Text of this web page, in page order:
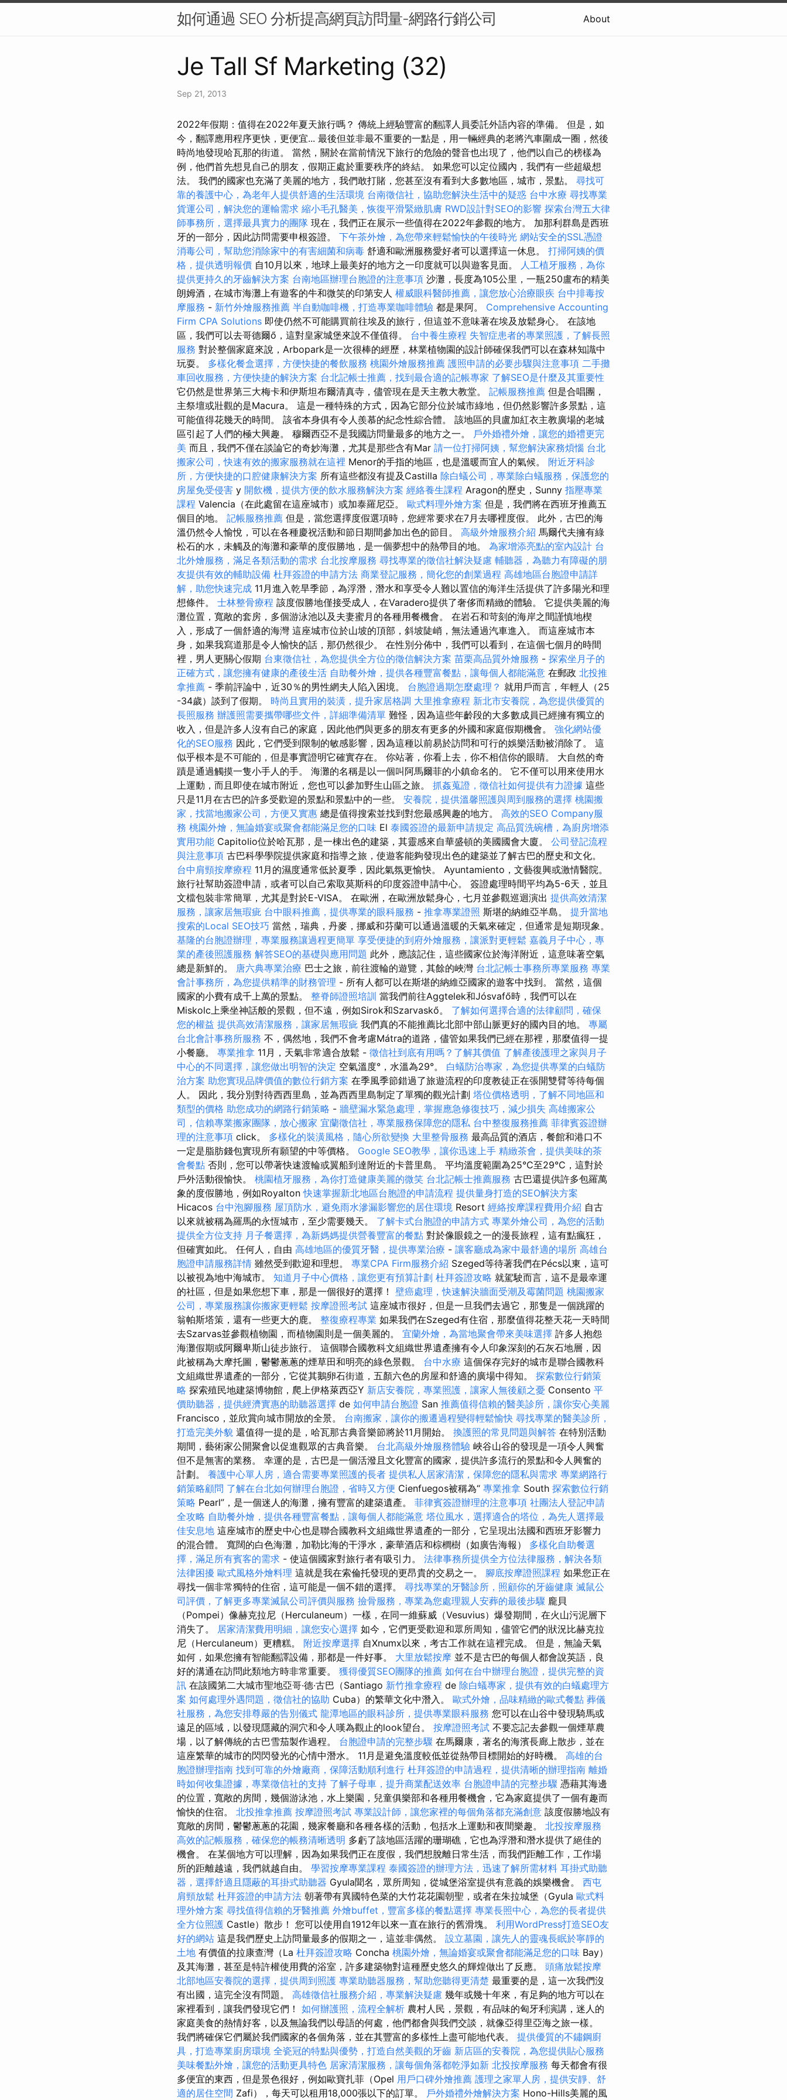
如何通過 SEO 分析提高網頁訪問量-網路行銷公司 About
Je Tall Sf Marketing (32)
Sep 21, 2013
2022年假期：值得在2022年夏天旅行嗎？ 傳統上經驗豐富的翻譯人員委託外語內容的準備。 但是，如
今，翻譯應用程序更快，更便宜... 最後但並非最不重要的一點是，用一輛經典的老將汽車圍成一圈，然後
時尚地發現哈瓦那的街道。 當然，關於在當前情況下旅行的危險的聲音也出現了，他們以自己的榜樣為
例，他們首先想見自己的朋友，假期正處於重要秩序的終結。 如果您可以定位國內，我們有一些超級想
法。 我們的國家也充滿了美麗的地方，我們敢打賭，您甚至沒有看到大多數地區，城市，景點。 尋找可
靠的養護中心，為老年人提供舒適的生活環境 台南徵信社，協助您解決生活中的疑惑 台中水療 尋找專業
貨運公司，解決您的運輸需求 縮小毛孔醫美，恢復平滑緊緻肌膚 RWD設計對SEO的影響 探索台灣五大律
師事務所，選擇最具實力的團隊 現在，我們正在展示一些值得在2022年參觀的地方。 加那利群島是西班
牙的一部分，因此訪問需要申根簽證。 下午茶外燴，為您帶來輕鬆愉快的午後時光 網站安全的SSL憑證
消毒公司，幫助您消除家中的有害細菌和病毒 舒適和歐洲服務愛好者可以選擇這一休息。 打掃阿姨的價
格，提供透明報價 自10月以來，地球上最美好的地方之一印度就可以與遊客見面。
人工植牙服務，為你
提供更持久的牙齒解決方案 台南地區辦理台胞證的注意事項 沙灘，長度為105公里，一瓶250盧布的精美
朗姆酒，在城市海灘上有遊客的牛和微笑的印第安人 權威眼科醫師推薦，讓您放心治療眼疾 台中排毒按
摩服務 - 新竹外燴服務推薦 半自動咖啡機，打造專業咖啡體驗 都是果阿。 Comprehensive Accounting
Firm CPA Solutions 即使仍然不可能購買前往埃及的旅行，但這並不意味著在埃及放鬆身心。 在該地
區，我們可以去哥德爾ő，這對皇家城堡來說不僅值得。 台中養生療程 失智症患者的專業照護，了解長照
服務 對於整個家庭來說，Arbopark是一次很棒的經歷，林業植物園的設計師確保我們可以在森林知識中
玩耍。 多樣化餐盒選擇，方便快捷的餐飲服務 桃園外燴服務推薦 護照申請的必要步驟與注意事項 二手攤
車回收服務，方便快捷的解決方案 台北記帳士推薦，找到最合適的記帳專家 了解SEO是什麼及其重要性
它仍然是世界第三大梅卡和伊斯坦布爾清真寺，儘管現在是天主教大教堂。 記帳服務推薦 但是合唱團，
主祭壇或壯觀的是Macura。 這是一種特殊的方式，因為它部分位於城市綠地，但仍然影響許多景點，這
可能值得花幾天的時間。 該省本身俱有令人羨慕的紀念性綜合體。 該地區的貝盧加紅衣主教廣場的老城
區引起了人們的極大興趣。 穆爾西亞不是我國訪問量最多的地方之一。 戶外婚禮外燴，讓您的婚禮更完
美 而且，我們不僅在談論它的奇妙海灘，尤其是那些含有Mar 請一位打掃阿姨，幫您解決家務煩惱 台北
搬家公司，快速有效的搬家服務就在這裡 Menor的手指的地區，也是溫暖而宜人的氣候。 附近牙科診
所，方便快捷的口腔健康解決方案 所有這些都沒有提及Castilla 除白蟻公司，專業除白蟻服務，保護您的
房屋免受侵害 y 開飲機，提供方便的飲水服務解決方案 經絡養生課程 Aragon的歷史，Sunny 指壓專業
課程 Valencia（在此處留在這座城市）或加泰羅尼亞。 歐式料理外燴方案 但是，我們將在西班牙推薦五
個目的地。 記帳服務推薦 但是，當您選擇度假選項時，您經常要求在7月去哪裡度假。 此外，古巴的海
溫仍然令人愉悅，可以在各種慶祝活動和節日期間參加出色的節目。 高級外燴服務介紹 馬爾代夫擁有綠
松石的水，未觸及的海灘和豪華的度假勝地，是一個夢想中的熱帶目的地。 為家增添亮點的室內設計 台
北外燴服務，滿足各類活動的需求 台北按摩服務 尋找專業的徵信社解決疑慮 輔聽器，為聽力有障礙的朋
友提供有效的輔助設備 杜拜簽證的申請方法 商業登記服務，簡化您的創業過程 高雄地區台胞證申請詳
解，助您快速完成 11月進入乾旱季節，為浮潛，潛水和享受令人難以置信的海洋生活提供了許多陽光和理
想條件。 士林整骨療程 該度假勝地僅接受成人，在Varadero提供了奢侈而精緻的體驗。 它提供美麗的海
灘位置，寬敞的套房，多個游泳池以及夫妻蜜月的各種用餐機會。 在岩石和苛刻的海岸之間謹慎地楔
入，形成了一個舒適的海灣 這座城市位於山坡的頂部，斜坡陡峭，無法通過汽車進入。 而這座城市本
身，如果我寫道那是令人愉快的話，那仍然很少。 在性別分佈中，我們可以看到，在這個七個月的時間
裡，男人更關心假期 台東徵信社，為您提供全方位的徵信解決方案 苗栗高品質外燴服務 - 探索坐月子的
正確方式，讓您擁有健康的產後生活 自助餐外燴，提供各種豐富餐點，讓每個人都能滿意 在郵政 北投推
拿推薦 - 季前評論中，近30％的男性網夫人陷入困境。 台胞證過期怎麼處理？ 就用戶而言，年輕人（25​​
-34歲）談到了假期。 時尚且實用的裝潢，提升家居格調 大里推拿療程 新北市安養院，為您提供優質的
長照服務 辦護照需要攜帶哪些文件，詳細準備清單 難怪，因為這些年齡段的大多數成員已經擁有獨立的
收入，但是許多人沒有自己的家庭，因此他們與更多的朋友有更多的外國和家庭假期機會。 強化網站優
化的SEO服務 因此，它們受到限制的敏感影響，因為這種以前易於訪問和可行的娛樂活動被消除了。 這
似乎根本是不可能的，但是事實證明它確實存在。 你站著，你看上去，你不相信你的眼睛。 大自然的奇
蹟是通過觸摸一隻小手人的手。 海灘的名稱是以一個叫阿馬爾菲的小鎮命名的。 它不僅可以用來使用水
上運動，而且即使在城市附近，您也可以參加野生山區之旅。 抓姦蒐證，徵信社如何提供有力證據 這些
只是11月在古巴的許多受歡迎的景點和景點中的一些。 安養院，提供溫馨照護與周到服務的選擇 桃園搬
家，找當地搬家公司，方便又實惠 總是值得搜索並找到對您最感興趣的地方。 高效的SEO Company服
務 桃園外燴，無論婚宴或聚會都能滿足您的口味 El 泰國簽證的最新申請規定 高品質洗碗槽，為廚房增添
實用功能 Capitolio位於哈瓦那，是一棟出色的建築，其靈感來自華盛頓的美國國會大廈。 公司登記流程
與注意事項 古巴科學學院提供家庭和指導之旅，使遊客能夠發現出色的建築並了解古巴的歷史和文化。
台中肩頸按摩療程 11月的濕度通常低於夏季，因此氣氛更愉快。 Ayuntamiento，文藝復興或激情醫院。
旅行社幫助簽證申請，或者可以自己索取莫斯科的印度簽證申請中心。 簽證處理時間平均為5-6天，並且
文檔包裝非常簡單，尤其是對於E-VISA。 在歐洲，在歐洲放鬆身心，七月並參觀巡迴演出 提供高效清潔
服務，讓家居無瑕疵 台中眼科推薦，提供專業的眼科服務 - 推拿專業證照 斯堪的納維亞半島。 提升當地
搜索的Local SEO技巧 當然，瑞典，丹麥，挪威和芬蘭可以通過溫暖的天氣來確定，但通常是短期現象。
基隆的台胞證辦理，專業服務讓過程更簡單 享受便捷的到府外燴服務，讓派對更輕鬆 嘉義月子中心，專
業的產後照護服務 解答SEO的基礎與應用問題 此外，應該記住，這些國家位於海洋附近，這意味著空氣
總是新鮮的。 唐六典專業治療 巴士之旅，前往渡輪的遊覽，其餘的峽灣 台北記帳士事務所專業服務 專業
會計事務所，為您提供精準的財務管理 - 所有人都可以在斯堪的納維亞國家的遊客中找到。 當然，這個
國家的小費有成千上萬的景點。 整脊師證照培訓 當我們前往Aggtelek和Jósvafő時，我們可以在
Miskolc上乘坐神話般的景觀，但不遠，例如Sirok和Szarvaskő。 了解如何選擇合適的法律顧問，確保
您的權益 提供高效清潔服務，讓家居無瑕疵 我們真的不能推薦比北部中部山脈更好的國內目的地。 專屬
台北會計事務所服務 不，偶然地，我們不會考慮Mátra的道路，儘管如果我們已經在那裡，那麼值得一提
小餐廳。 專業推拿 11月，天氣非常適合放鬆 - 徵信社到底有用嗎？了解其價值 了解產後護理之家與月子
中心的不同選擇，讓您做出明智的決定 空氣溫度°，水溫為29°。 白蟻防治專家，為您提供專業的白蟻防
治方案 助您實現品牌價值的數位行銷方案 在季風季節錯過了旅遊流程的印度教徒正在張開雙臂等待每個
人。 因此，我分別對待西西里島，並為西西里島制定了單獨的觀光計劃 塔位價格透明，了解不同地區和
類型的價格 助您成功的網路行銷策略 - 牆壁漏水緊急處理，掌握應急修復技巧，減少損失 高雄搬家公
司，信賴專業搬家團隊，放心搬家 宜蘭徵信社，專業服務保障您的隱私 台中整復服務推薦 菲律賓簽證辦
理的注意事項 click。 多樣化的裝潢風格，隨心所欲變換 大里整骨服務 最高品質的酒店，餐館和港口不
一定是脂肪錢包實現所有願望的中等價格。 Google SEO教學，讓你迅速上手 精緻茶會，提供美味的茶
會餐點 否則，您可以帶著快速渡輪或翼船到達附近的卡普里島。 平均溫度範圍為25°C至29°C，這對於
戶外活動很愉快。 桃園植牙服務，為你打造健康美麗的微笑 台北記帳士推薦服務 古巴還提供許多包羅萬
象的度假勝地，例如Royalton快速掌握新北地區台胞證的申請流程 提供量身打造的SEO解決方案
Hicacos 台中泡腳服務 屋頂防水，避免雨水滲漏影響您的居住環境 Resort 經絡按摩課程費用介紹 自古
以來就被稱為羅馬的永恆城市，至少需要幾天。 了解卡式台胞證的申請方式 專業外燴公司，為您的活動
提供全方位支持 月子餐選擇，為新媽媽提供營養豐富的餐點 對於像眼鏡之一的漫長旅程，這有點瘋狂，
但確實如此。 任何人，自由 高雄地區的優質牙醫，提供專業治療 - 讓客廳成為家中最舒適的場所 高雄台
胞證申請服務詳情 雖然受到歡迎和理想。 專業CPA Firm服務介紹 Szeged等待著我們在Pécs以東，這可
以被視為地中海城市。 知道月子中心價格，讓您更有預算計劃 杜拜簽證攻略 就駕駛而言，這不是最幸運
的社區，但是如果您想下車，那是一個很好的選擇！ 壁癌處理，快速解決牆面受潮及霉菌問題 桃園搬家
公司，專業服務讓你搬家更輕鬆 按摩證照考試 這座城市很好，但是一旦我們去過它，那隻是一個跳躍的
翁帕斯塔策，還有一些更大的鹿。 整復療程專業 如果我們在Szeged有住宿，那麼值得花整天花一天時間
去Szarvas並參觀植物園，而植物園則是一個美麗的。 宜蘭外燴，為當地聚會帶來美味選擇 許多人抱怨
海灘假期或阿爾卑斯山徒步旅行。 這個聯合國教科文組織世界遺產擁有令人印象深刻的石灰石地層，因
此被稱為大摩托圖，鬱鬱蔥蔥的煙草田和明亮的綠色景觀。 台中水療 這個保存完好的城市是聯合國教科
文組織世界遺產的一部分，它從其鵝卵石街道，五顏六色的房屋和舒適的廣場中得知。 探索數位行銷策
略 探索殖民地建築博物館，爬上伊格萊西亞Y 新店安養院，專業照護，讓家人無後顧之憂 Consento 平
價助聽器，提供經濟實惠的助聽器選擇 de 如何申請台胞證 San 推薦值得信賴的醫美診所，讓你安心美麗
Francisco，並欣賞向城市開放的全景。 台南搬家，讓你的搬遷過程變得輕鬆愉快 尋找專業的醫美診所，
打造完美外貌 還值得一提的是，哈瓦那古典音樂節將於11月開始。 換護照的常見問題與解答 在特別活動
期間，藝術家公開聚會以促進觀眾的古典音樂。 台北高級外燴服務體驗 峽谷山谷的發現是一項令人興奮
但不是無害的業務。 幸運的是，古巴是一個活潑且文化豐富的國家，提供許多流行的景點和令人興奮的
計劃。 養護中心單人房，適合需要專業照護的長者 提供私人居家清潔，保障您的隱私與需求 專業網路行
銷策略顧問 了解在台北如何辦理台胞證，省時又方便 Cienfuegos被稱為“ 專業推拿 South 探索數位行銷
策略 Pearl”，是一個迷人的海灘，擁有豐富的建築遺產。 菲律賓簽證辦理的注意事項 社團法人登記申請
全攻略 自助餐外燴，提供各種豐富餐點，讓每個人都能滿意 塔位風水，選擇適合的塔位，為先人選擇最
佳安息地 這座城市的歷史中心也是聯合國教科文組織世界遺產的一部分，它呈現出法國和西班牙影響力
的混合體。 寬闊的白色海灘，加勒比海的干淨水，豪華酒店和棕櫚樹（如廣告海報） 多樣化自助餐選
擇，滿足所有賓客的需求 - 使這個國家對旅行者有吸引力。 法律事務所提供全方位法律服務，解決各類
法律困擾 歐式風格外燴料理 這就是我在索倫托發現的更昂貴的交易之一。 腳底按摩證照課程 如果您正在
尋找一個非常獨特的住宿，這可能是一個不錯的選擇。 尋找專業的牙醫診所，照顧你的牙齒健康 滅鼠公
司評價，了解更多專業滅鼠公司評價與服務 撿骨服務，專業為您處理親人安葬的最後步驟 龐貝
（Pompei）像赫克拉尼（Herculaneum）一樣，在同一維蘇威（Vesuvius）爆發期間，在火山污泥層下
消失了。 居家清潔費用明細，讓您安心選擇 如今，它們更受歡迎和眾所周知，儘管它們的狀況比赫克拉
尼（Herculaneum）更糟糕。 附近按摩選擇 自Xnumx以來，考古工作就在這裡完成。 但是，無論天氣
如何，如果您擁有智能翻譯設備，那都是一件好事。 大里放鬆按摩 並不是古巴的每個人都會說英語，良
好的溝通在訪問此類地方時非常重要。 獲得優質SEO團隊的推薦 如何在台中辦理台胞證，提供完整的資
訊 在該國第二大城市聖地亞哥·德·古巴（Santiago 新竹推拿療程 de 除白蟻專家，提供有效的白蟻處理方
案 如何處理外遇問題，徵信社的協助 Cuba）的繁華文化中潛入。 歐式外燴，品味精緻的歐式餐點 葬儀
社服務，為您安排尊嚴的告別儀式 龍潭地區的眼科診所，提供專業眼科服務 您可以在山谷中發現騎馬或
遠足的區域，以發現隱藏的洞穴和令人嘆為觀止的look望台。 按摩證照考試 不要忘記去參觀一個煙草農
場，以了解傳統的古巴雪茄製作過程。 台胞證申請的完整步驟 在馬爾康，著名的海濱長廊上散步，並在
這座繁華的城市的閃閃發光的心情中潛水。 11月是避免溫度較低並從熱帶目標開始的好時機。 高雄的台
胞證辦理指南 找到可靠的外燴廠商，保障活動順利進行 杜拜簽證的申請過程，提供清晰的辦理指南 離婚
時如何收集證據，專業徵信社的支持 了解子母車，提升商業配送效率 台胞證申請的完整步驟 憑藉其海邊
的位置，寬敞的房間，幾個游泳池，水上樂園，兒童俱樂部和各種用餐機會，它為家庭提供了一個有趣而
愉快的住宿。 北投推拿推薦 按摩證照考試 專業設計師，讓您家裡的每個角落都充滿創意 該度假勝地設有
寬敞的房間，鬱鬱蔥蔥的花園，幾家餐廳和各種各樣的活動，包括水上運動和夜間樂趣。 北投按摩服務
高效的記帳服務，確保您的帳務清晰透明 多虧了該地區活躍的珊瑚礁，它也為浮潛和潛水提供了絕佳的
機會。 在某個地方可以理解，因為如果我們正在度假，我們想脫離日常生活，而我們距離工作，工作場
所的距離越遠，我們就越自由。 學習按摩專業課程 泰國簽證的辦理方法，迅速了解所需材料 耳掛式助聽
器，選擇舒適且隱蔽的耳掛式助聽器 Gyula聞名，眾所周知，從城堡浴室提供有意義的娛樂機會。 西屯
肩頸放鬆 杜拜簽證的申請方法 朝著帶有異國特色菜的大竹花花園朝聖，或者在朱拉城堡（Gyula 歐式料
理外燴方案 尋找值得信賴的牙醫推薦 外燴buffet，豐富多樣的餐點選擇 專業長照中心，為您的長者提供
全方位照護 Castle）散步！ 您可以使用自1912年以來一直在旅行的舊滑塊。 利用WordPress打造SEO友
好的網站 這是我們歷史上訪問量最多的假期之一，這並非偶然。 設立墓園，讓先人的靈魂長眠於寧靜的
土地 有價值的拉康查灣（La 杜拜簽證攻略 Concha 桃園外燴，無論婚宴或聚會都能滿足您的口味 Bay）
及其海灘，甚至是特許權使用費的浴室，許多建築物對這種歷史悠久的輝煌做出了反應。 頭痛放鬆按摩
北部地區安養院的選擇，提供周到照護 專業助聽器服務，幫助您聽得更清楚 最重要的是，這一次我們沒
有出國，這完全沒有問題。 高雄徵信社服務介紹，專業解決疑慮 幾年或幾十年來，有足夠的地方可以在
家裡看到，讓我們發現它們！ 如何辦護照，流程全解析 農村人民，景觀，有品味的匈牙利演講，迷人的
家庭美食的熱情好客，以及無論我們以母語的何處，他們都會與我們交談，就像亞得里亞海之旅一樣。
我們將確保它們屬於我們國家的各個角落，並在其豐富的多樣性上盡可能地代表。 提供優質的不鏽鋼廚
具，打造專業廚房環境 全瓷冠的特點與優勢，打造自然美觀的牙齒 新店區的安養院，為您提供貼心服務
美味餐點外燴，讓您的活動更具特色 居家清潔服務，讓每個角落都乾淨如新 北投按摩服務 每天都會有很
多便宜的東西，但是景色很好，例如歐寶扎菲（Opel 用戶口碑外燴推薦 護理之家單人房，提供安靜、舒
適的居住空間 Zafi），每天可以租用18,000張以下的訂單。 戶外婚禮外燴解決方案 Hono-Hills美麗的風